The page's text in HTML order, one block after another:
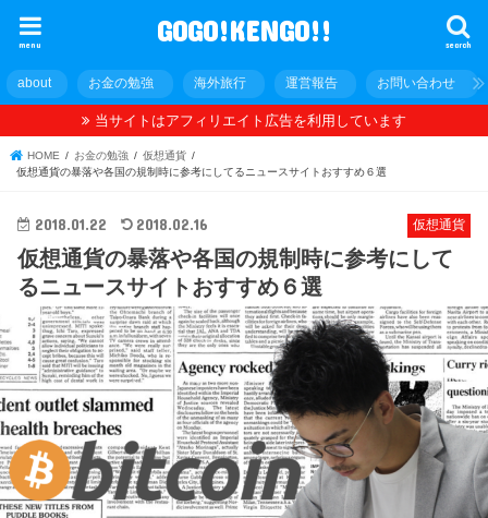
GOGO!KENGO!! search
menu
about お金の勉強 海外旅行 運営報告 お問い合わせ
当サイトはアフィリエイト広告を利用しています
HOME お金の勉強
仮想通貨
仮想通貨の暴落や各国の規制時に参考にしてるニュースサイトおすすめ６選
仮想通貨
2018.01.22 2018.02.16
仮想通貨の暴落や各国の規制時に参考にして
るニュースサイトおすすめ６選